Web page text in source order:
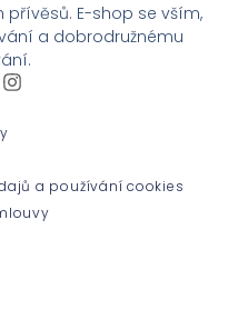
E-shop se vším,
a dobrodružnému
a používání cookies